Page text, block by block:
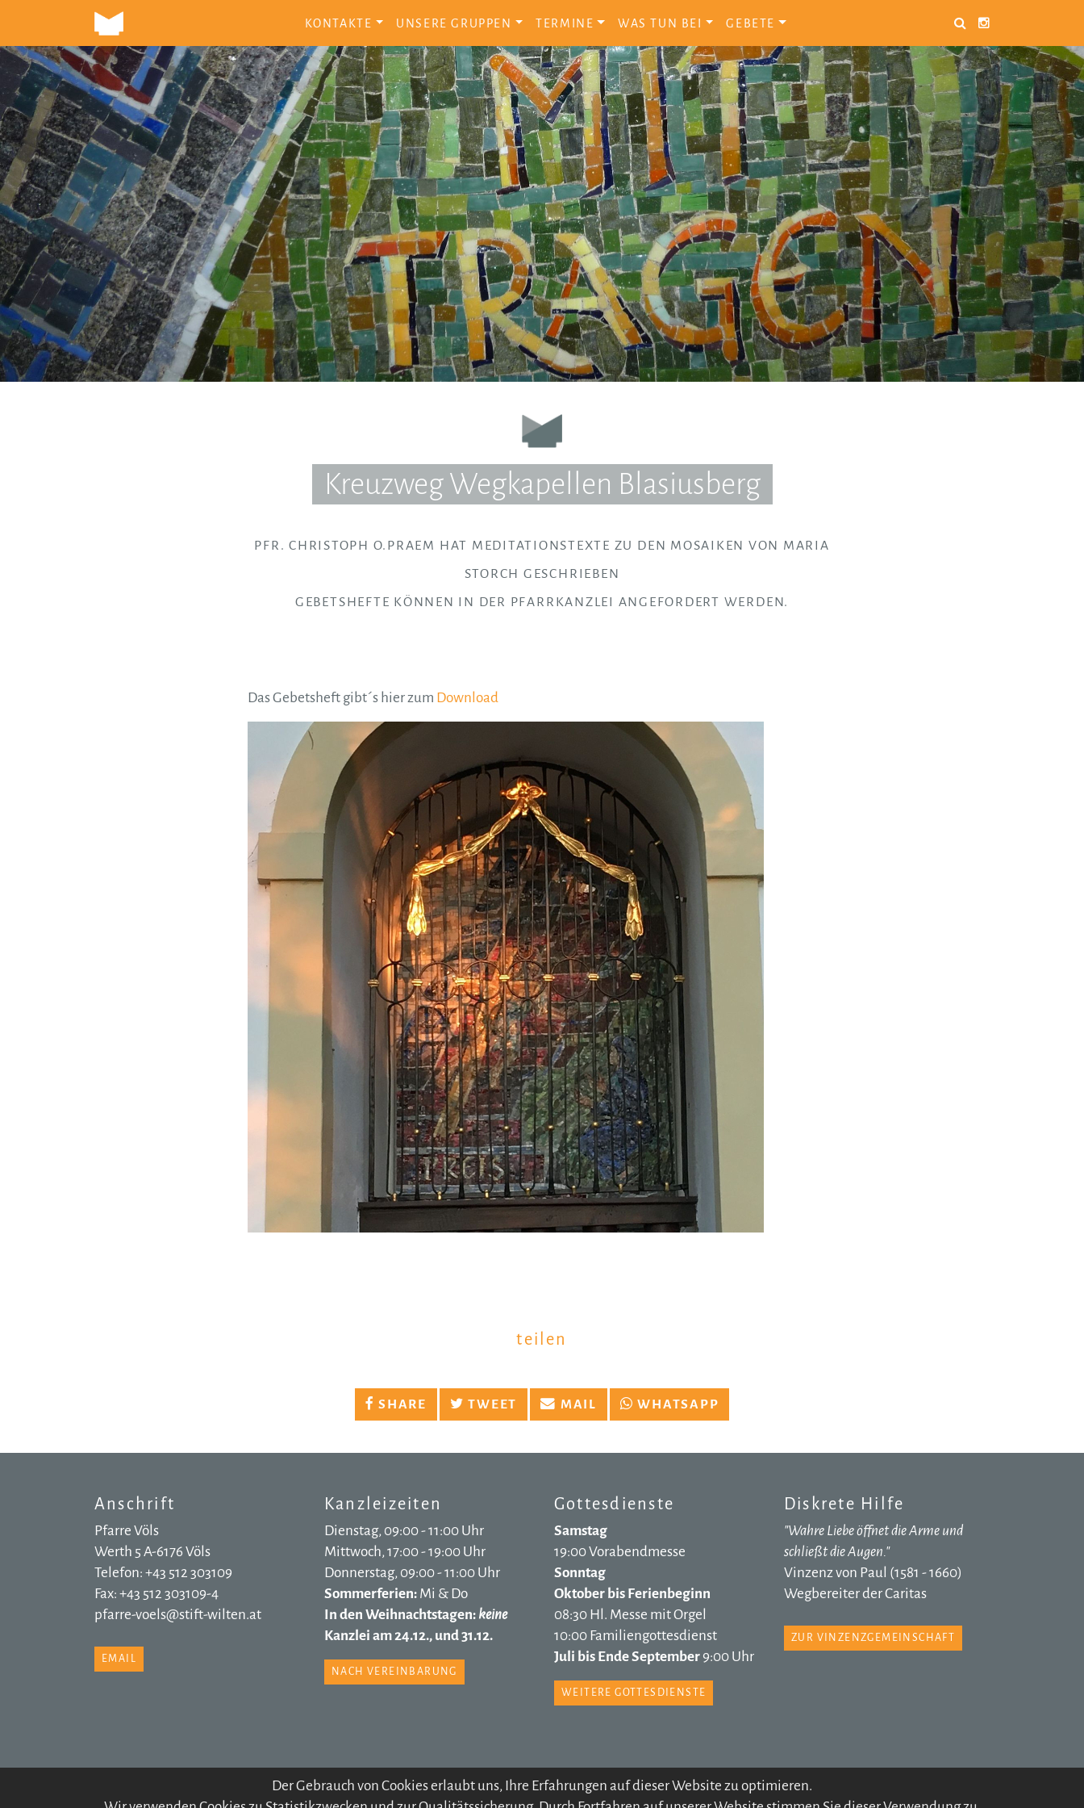
Der Gebrauch von Cookies erlaubt uns, Ihre Erfahrungen auf dieser Website zu optimieren.
KONTAKTE UNSERE GRUPPEN TERMINE WAS TUN BEI GEBETE
Kreuzweg Wegkapellen Blasiusberg
PFR. CHRISTOPH O.PRAEM HAT MEDITATIONSTEXTE ZU DEN MOSAIKEN VON MARIA
STORCH GESCHRIEBEN
GEBETSHEFTE KÖNNEN IN DER PFARRKANZLEI ANGEFORDERT WERDEN.
Das Gebetsheft gibt´s hier zum Download
teilen
SHARE TWEET MAIL WHATSAPP
Anschrift
Pfarre Völs
Werth 5 A-6176 Völs
Telefon: +43 512 303109
Fax: +43 512 303109-4
pfarre-voels@stift-wilten.at
EMAIL
Kanzleizeiten
Dienstag, 09:00 - 11:00 Uhr
Mittwoch, 17:00 - 19:00 Uhr
Donnerstag, 09:00 - 11:00 Uhr
Sommerferien: Mi & Do
In den Weihnachtstagen: keine
Kanzlei am 24.12., und 31.12.
NACH VEREINBARUNG
Gottesdienste
Samstag
19:00 Vorabendmesse
Sonntag
Oktober bis Ferienbeginn
08:30 Hl. Messe mit Orgel
10:00 Familiengottesdienst
Juli bis Ende September 9:00 Uhr
WEITERE GOTTESDIENSTE
Diskrete Hilfe
"Wahre Liebe öffnet die Arme und
schließt die Augen."
Vinzenz von Paul (1581 - 1660)
Wegbereiter der Caritas
ZUR VINZENZGEMEINSCHAFT
© 2026 Pfarre Völs
IMPRESSUM SITEMAP DATENSCHUTZ KONTODATEN ARCHIV